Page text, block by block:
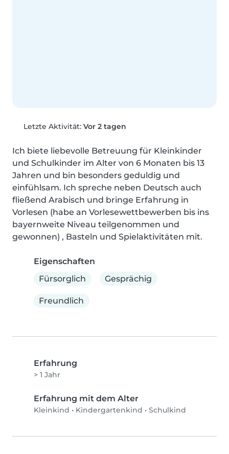
Letzte Aktivität: Vor 2 tagen
Ich biete liebevolle Betreuung für Kleinkinder
und Schulkinder im Alter von 6 Monaten bis 13
Jahren und bin besonders geduldig und
einfühlsam. Ich spreche neben Deutsch auch
fließend Arabisch und bringe Erfahrung in
Vorlesen (habe an Vorlesewettbewerben bis ins
bayernweite Niveau teilgenommen und
gewonnen) , Basteln und Spielaktivitäten mit.
Eigenschaften
Fürsorglich
Gesprächig
Freundlich
Erfahrung
> 1 Jahr
Erfahrung mit dem Alter
Kleinkind • Kindergartenkind • Schulkind